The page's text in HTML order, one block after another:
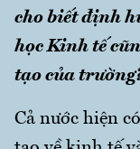
cho biết định
học Kinh tế
tạo của
Cả nước hiện